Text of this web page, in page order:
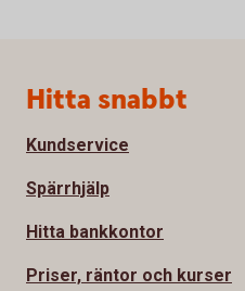
Sidfot
Hitta snabbt
Kundservice
Spärrhjälp
Hitta bankkontor
Priser, räntor och kurser